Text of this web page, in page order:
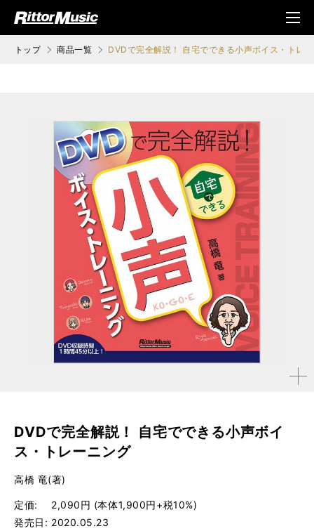
ジック (Rittor Musi
メニ
ュ
トップ 商品一覧 DVDで完全解説！ 自宅でできる小声ボイス・トレ
拡大す
DVDで完全解説！ 自宅でできる小声ボイ
ス・トレーニング
高橋 竜(著)
定価
2,090円 (本体1,900円+税10%)
発売日
2020.05.23